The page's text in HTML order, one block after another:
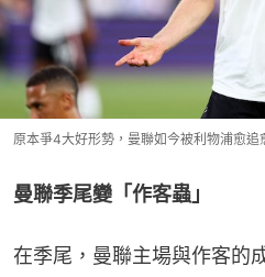
原本爭4大好形勢，曼聯如今被利物浦愈追
曼聯季尾變「作客蟲」
在季尾，曼聯主場與作客的